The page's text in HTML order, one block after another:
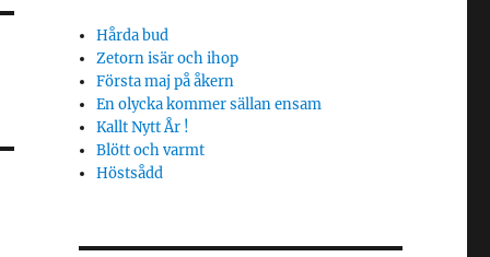
Hårda bud
Zetorn isär och ihop
Första maj på åkern
En olycka kommer sällan ensam
Kallt Nytt År !
Blött och varmt
Höstsådd